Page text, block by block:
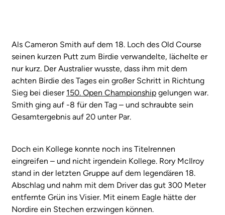
Als Cameron Smith auf dem 18. Loch des Old Course
seinen kurzen Putt zum Birdie verwandelte, lächelte er
nur kurz. Der Australier wusste, dass ihm mit dem
achten Birdie des Tages ein großer Schritt in Richtung
Sieg bei dieser 150. Open Championship gelungen war.
Smith ging auf -8 für den Tag – und schraubte sein
Gesamtergebnis auf 20 unter Par.
Doch ein Kollege konnte noch ins Titelrennen
eingreifen – und nicht irgendein Kollege. Rory McIlroy
stand in der letzten Gruppe auf dem legendären 18.
Abschlag und nahm mit dem Driver das gut 300 Meter
entfernte Grün ins Visier. Mit einem Eagle hätte der
Nordire ein Stechen erzwingen können.